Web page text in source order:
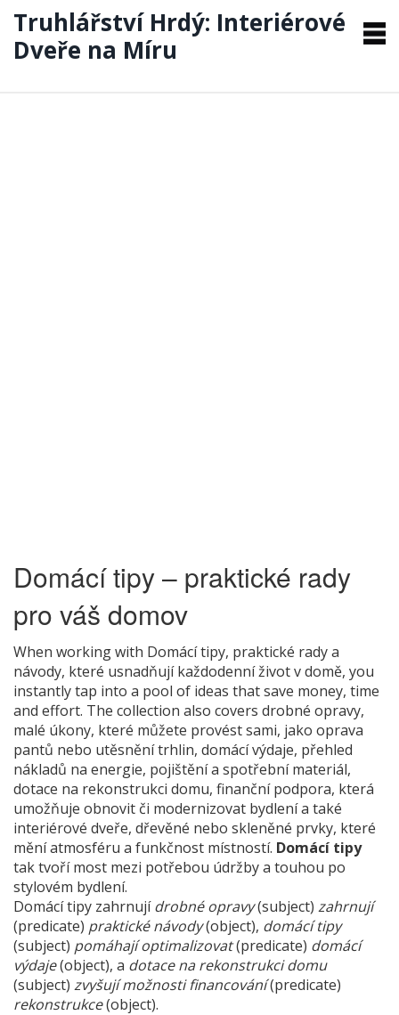
Truhlářství Hrdý: Interiérové
Dveře na Míru
Domácí tipy – praktické rady
pro váš domov
When working with Domácí tipy, praktické rady a
návody, které usnadňují každodenní život v domě, you
instantly tap into a pool of ideas that save money, time
and effort. The collection also covers drobné opravy,
malé úkony, které můžete provést sami, jako oprava
pantů nebo utěsnění trhlin, domácí výdaje, přehled
nákladů na energie, pojištění a spotřební materiál,
dotace na rekonstrukci domu, finanční podpora, která
umožňuje obnovit či modernizovat bydlenía také
interiérové dveře, dřevěné nebo skleněné prvky, které
mění atmosféru a funkčnost místností. Domácí tipy
tak tvoří most mezi potřebou údržby a touhou po
stylovém bydlení.
Domácí tipy zahrnujídrobné opravy(subject) zahrnují
(predicate) praktické návody(object), domácí tipy
(subject) pomáhají optimalizovat(predicate) domácí
výdaje(object), a dotace na rekonstrukci domu
(subject) zvyšují možnosti financování(predicate)
rekonstrukce(object).